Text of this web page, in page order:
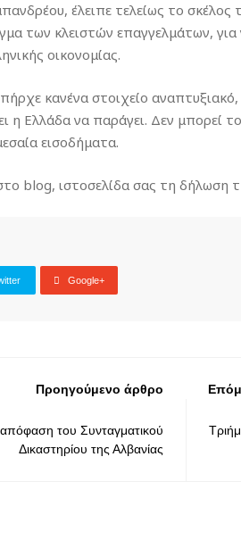
έλειπε τελείως το
των κλειστών επαγγελμάτων,
οικονομίας.
κανένα στοιχείο
η Ελλάδα να παράγει. Δεν μπορεί
εισοδήματα.
blog, ιστοσελίδα σας τη δήλωση
Google+
Προηγούμενο άρθρο
του Συνταγματικού
Δικαστηρίου της Αλβανίας